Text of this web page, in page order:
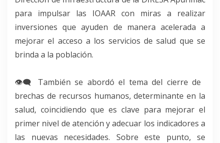
para impulsar las IOAAR con miras a realizar
inversiones que ayuden de manera acelerada a
mejorar el acceso a los servicios de salud que se
brinda a la población.
👁‍🗨 También se abordó el tema del cierre de
brechas de recursos humanos, determinante en la
salud, coincidiendo que es clave para mejorar el
primer nivel de atención y adecuar los indicadores a
las nuevas necesidades. Sobre este punto, se